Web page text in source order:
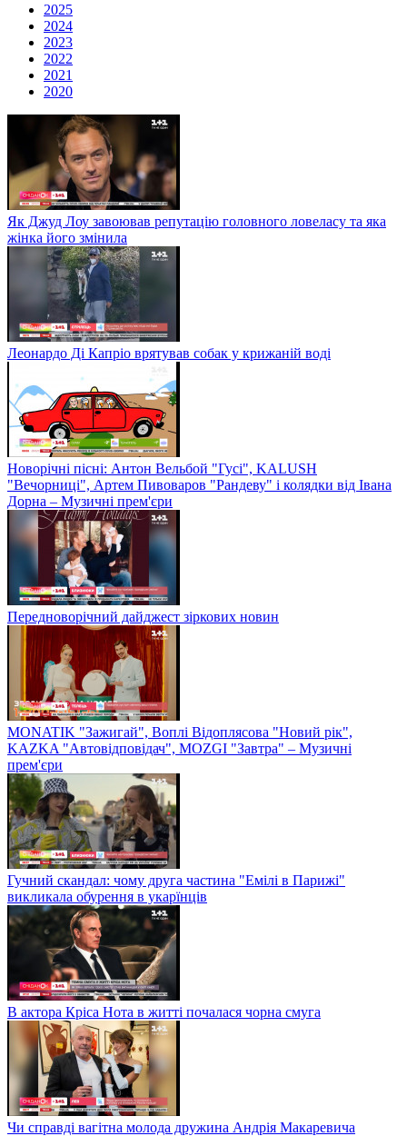
2025
2024
2023
2022
2021
2020
Як Джуд Лоу завоював репутацію головного ловеласу та яка
жінка його змінила
Леонардо Ді Капріо врятував собак у крижаній воді
Новорічні пісні: Антон Вельбой "Гусі", KALUSH
"Вечорниці", Артем Пивоваров "Рандеву" і колядки від Івана
Дорна – Музичні прем'єри
Передноворічний дайджест зіркових новин
MONATIK "Зажигай", Воплі Відоплясова "Новий рік",
KAZKA "Автовідповідач", MOZGI "Завтра" – Музичні
прем'єри
Гучний скандал: чому друга частина "Емілі в Парижі"
викликала обурення в укарїнців
В актора Кріса Нота в житті почалася чорна смуга
Чи справді вагітна молода дружина Андрія Макаревича